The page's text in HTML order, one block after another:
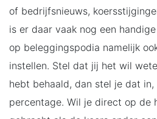
of bedrijfsnieuws,
is er daar vaak nog een
op beleggingspodia namelijk
instellen. Stel dat jij het wil
hebt behaald, dan stel je dat
percentage. Wil je direct op de